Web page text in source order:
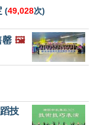
(49,028次)
罄 🖼️
技